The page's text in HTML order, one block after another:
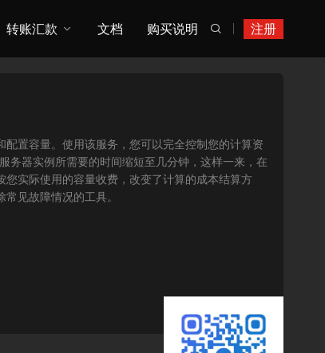
注册

转账汇款 文档 购买说明
置容量。使用该服务，您可以完全控制您的计算资
务器实例所需要的时间缩短至几分钟，这样一来，在
实际使用的容量收费，改变了计算的成本结算方
见故障情况的工具。